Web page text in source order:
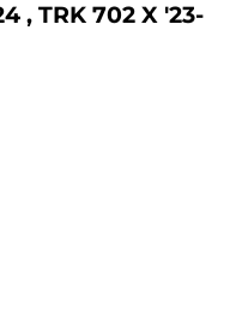
, TRK 702 X '23-